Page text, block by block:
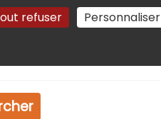
refuser Personnaliser
Gestion des cookies